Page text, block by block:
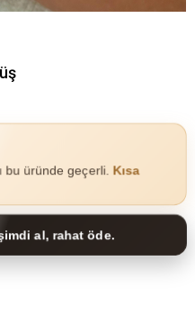
bu üründe geçerli. Kısa
al, rahat öde.